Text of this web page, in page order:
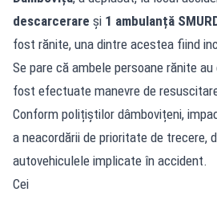
descarcerare și 1 ambulanță
fost rănite, una dintre acestea fiind
Se pare că ambele persoane rănite
fost efectuate manevre de
Conform polițiștilor dâmbovițeni,
a neacordării de prioritate de trecere,
autovehiculele implicate în accident.
Cei